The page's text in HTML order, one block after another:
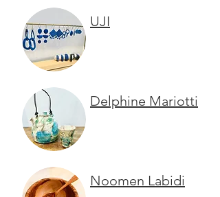
UJI
Delphine Mariotti
Noomen Labidi